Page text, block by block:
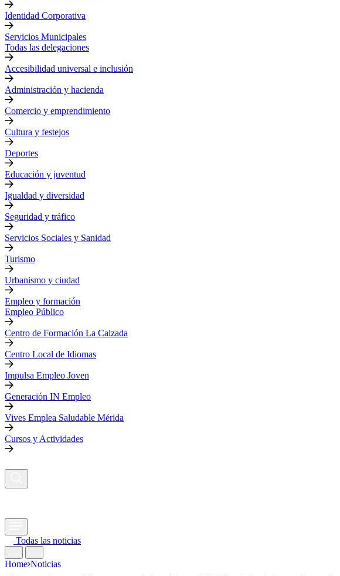
Identidad Corporativa
Servicios Municipales
Todas las delegaciones
Accesibilidad universal e inclusión
Administración y hacienda
Comercio y emprendimiento
Cultura y festejos
Deportes
Educación y juventud
Igualdad y diversidad
Seguridad y tráfico
Servicios Sociales y Sanidad
Turismo
Urbanismo y ciudad
Empleo y formación
Empleo Público
Centro de Formación La Calzada
Centro Local de Idiomas
Impulsa Empleo Joven
Generación IN Empleo
Vives Emplea Saludable Mérida
Cursos y Actividades
Todas las noticias
Home Noticias